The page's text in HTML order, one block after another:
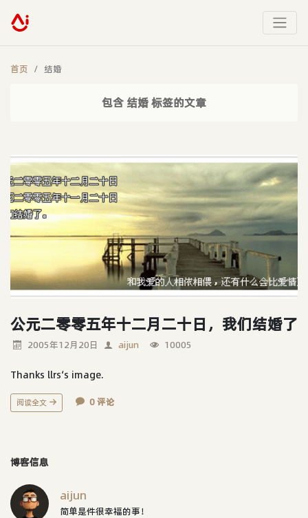
首页 结婚
包含 结婚 标签的文章
公元二零零五年十二月二十日，我们结婚了
2005年12月20日 aijun 10005
Thanks llrs‘s image.
阅读全文 0 评论
博客信息
aijun
简单是件很幸福的事！